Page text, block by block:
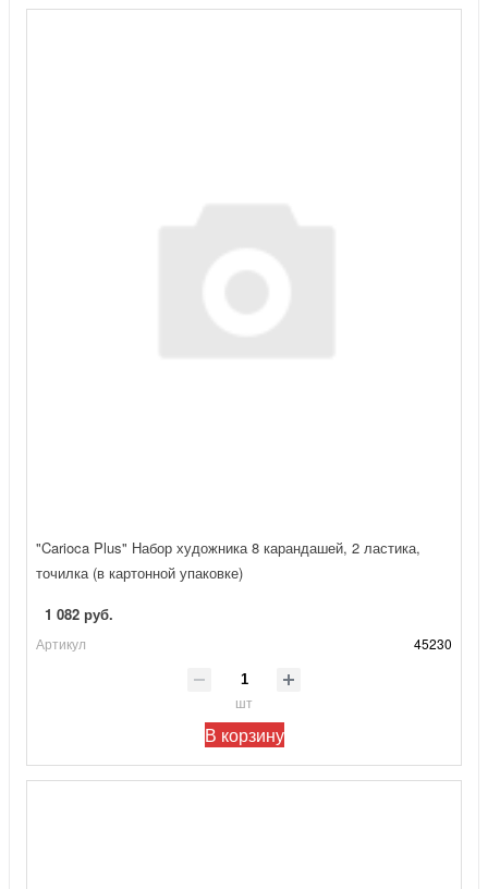
"Carioca Plus" Набор художника 8 карандашей, 2 ластика,
точилка (в картонной упаковке)
1 082 руб.
Артикул 45230
шт
В корзину